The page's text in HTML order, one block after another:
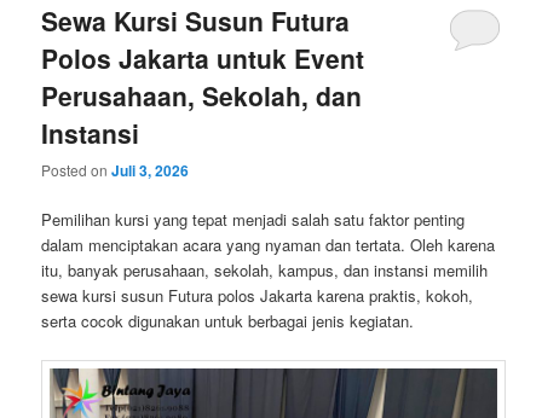
Sewa Kursi Susun Futura
Polos Jakarta untuk Event
Perusahaan, Sekolah, dan
Instansi
Posted onJuli 3, 2026
Pemilihan kursi yang tepat menjadi salah satu faktor penting
dalam menciptakan acara yang nyaman dan tertata. Oleh karena
itu, banyak perusahaan, sekolah, kampus, dan instansi memilih
sewa kursi susun Futura polos Jakarta karena praktis, kokoh,
serta cocok digunakan untuk berbagai jenis kegiatan.